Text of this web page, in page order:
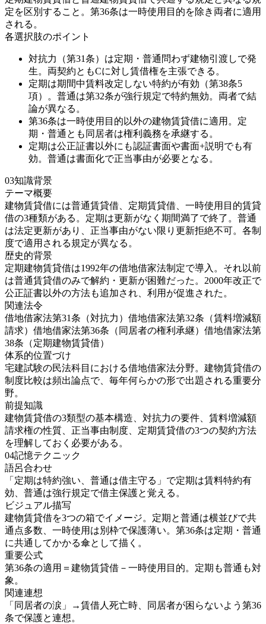
定を区別すること。第36条は一時使用目的を除き両者に適用
される。
各選択肢のポイント
対抗力（第31条）は定期・普通問わず建物引渡しで発
生。両契約ともCに対し賃借権を主張できる。
定期は期間中賃料改定しない特約が有効（第38条5
項）。普通は第32条が強行規定で特約無効。両者で結
論が異なる。
第36条は一時使用目的以外の建物賃貸借に適用。定
期・普通とも同居者は権利義務を承継する。
定期は公正証書以外にも認証書面や書面+説明でも有
効。普通は書面化で正当事由が必要となる。
03知識背景
テーマ概要
建物賃貸借には普通賃貸借、定期賃貸借、一時使用目的賃貸
借の3種類がある。定期は更新がなく期間満了で終了。普通
は法定更新があり、正当事由がない限り更新拒絶不可。各制
度で適用される規定が異なる。
歴史的背景
定期建物賃貸借は1992年の借地借家法制定で導入。それ以前
は普通賃貸借のみで解約・更新が困難だった。2000年改正で
公正証書以外の方法も追加され、利用が促進された。
関連法令
借地借家法第31条（対抗力） 借地借家法第32条（賃料増減額
請求） 借地借家法第36条（同居者の権利承継） 借地借家法第
38条（定期建物賃貸借）
体系的位置づけ
宅建試験の民法科目における借地借家法分野。建物賃貸借の
制度比較は頻出論点で、毎年何らかの形で出題される重要分
野。
前提知識
建物賃貸借の3類型の基本構造、対抗力の要件、賃料増減額
請求権の性質、正当事由制度、定期賃貸借の3つの契約方法
を理解しておく必要がある。
04記憶テクニック
語呂合わせ
「定期は特約強い、普通は借主守る」で定期は賃料特約有
効、普通は強行規定で借主保護と覚える。
ビジュアル描写
建物賃貸借を3つの箱でイメージ。定期と普通は横並びで共
通点多数、一時使用は別枠で保護薄い。第36条は定期・普通
に共通してかかる傘として描く。
重要公式
第36条の適用＝建物賃貸借－一時使用目的。定期も普通も対
象。
関連連想
「同居者の涙」→賃借人死亡時、同居者が困らないよう第36
条で保護と連想。